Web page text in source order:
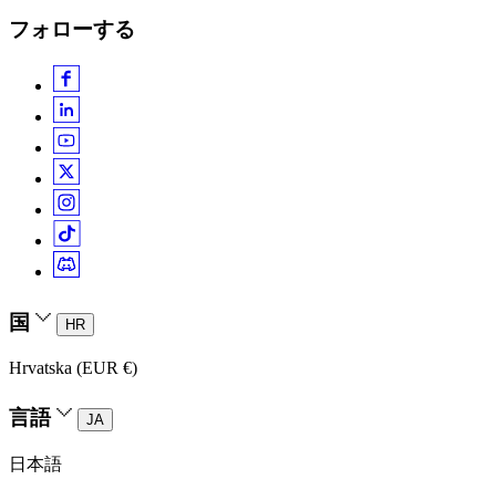
フォローする
国 HR
Hrvatska (EUR €)
言語 JA
日本語